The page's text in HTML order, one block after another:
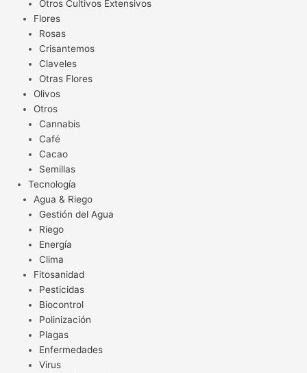
Otros Cultivos Extensivos
Flores
Rosas
Crisantemos
Claveles
Otras Flores
Olivos
Otros
Cannabis
Café
Cacao
Semillas
Tecnología
Agua & Riego
Gestión del Agua
Riego
Energía
Clima
Fitosanidad
Pesticidas
Biocontrol
Polinización
Plagas
Enfermedades
Virus